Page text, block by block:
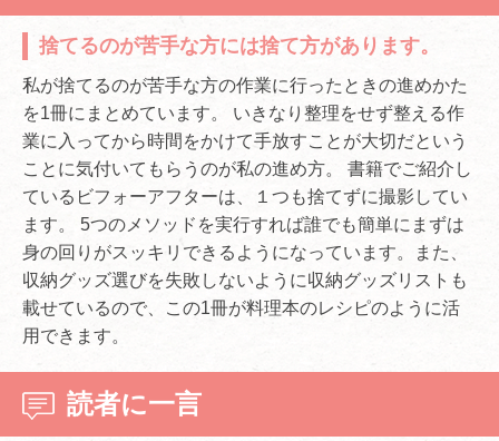
捨てるのが苦手な方には捨て方があります。
私が捨てるのが苦手な方の作業に行ったときの進めかた
を1冊にまとめています。 いきなり整理をせず整える作
業に入ってから時間をかけて手放すことが大切だという
ことに気付いてもらうのが私の進め方。 書籍でご紹介し
ているビフォーアフターは、１つも捨てずに撮影してい
ます。 5つのメソッドを実行すれば誰でも簡単にまずは
身の回りがスッキリできるようになっています。また、
収納グッズ選びを失敗しないように収納グッズリストも
載せているので、この1冊が料理本のレシピのように活
用できます。
読者に一言